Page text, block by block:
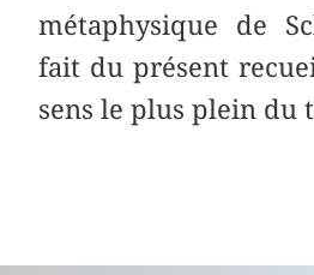
métaphysique de
fait du présent
sens le plus plein du